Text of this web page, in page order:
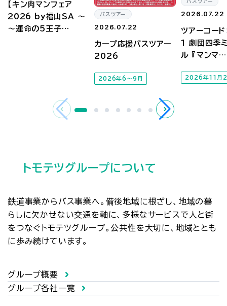
【キン肉マンフェア
2026 by福山SA ～
～運命の5王子…
バスツアー
2026.07.22
カープ応援バスツアー
2026
2026年6～9月
バスツアー
2026.07.22
ツアーコー
1 劇団四季
ル 『マンマ…
2026年11月22
トモテツグループについて
鉄道事業からバス事業へ。備後地域に根ざし、地域の暮
らしに欠かせない交通を軸に、多様なサービスで人と街
をつなぐトモテツグループ。公共性を大切に、地域ととも
に歩み続けています。
グループ概要
グループ各社一覧